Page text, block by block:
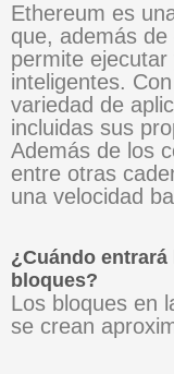
Ethereum es
que, además
permite
inteligentes.
variedad de
incluidas sus
Además de los
entre otras
una velocidad
¿Cuándo
bloques?
Los bloques en
se crean